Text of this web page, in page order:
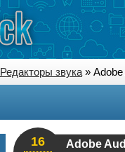
Редакторы звука »
Adobe
16